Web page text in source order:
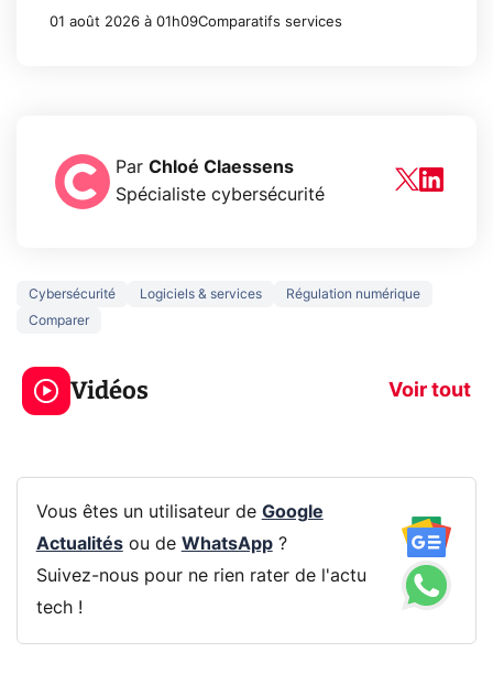
01 août 2026 à 01h09Comparatifs services
Par Chloé Claessens
Spécialiste cybersécurité
Cybersécurité Logiciels & services
Régulation numérique
Comparer
Vidéos Voir tout
5 générations de
jeux dans la
prochaine Xbox !
navigation
Vous êtes un utilisateur de Google
Actualitésou de WhatsApp?
Suivez-nous pour ne rien rater de l'actu
tech !